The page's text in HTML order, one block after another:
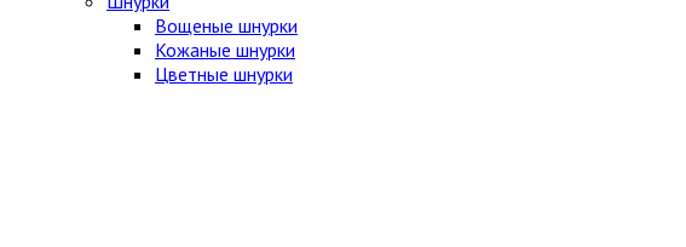
Вощеные шнурки
Кожаные шнурки
Цветные шнурки